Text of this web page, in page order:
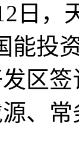
日，
能投
区
、